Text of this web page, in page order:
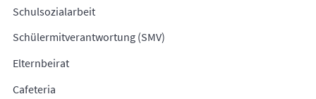
Schulsozialarbeit
Schülermitverantwortung (SMV)
Elternbeirat
Cafeteria